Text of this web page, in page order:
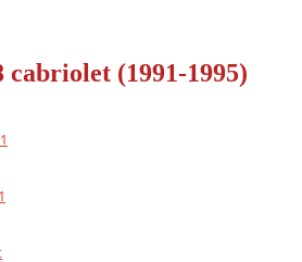
cabriolet (1991-1995)